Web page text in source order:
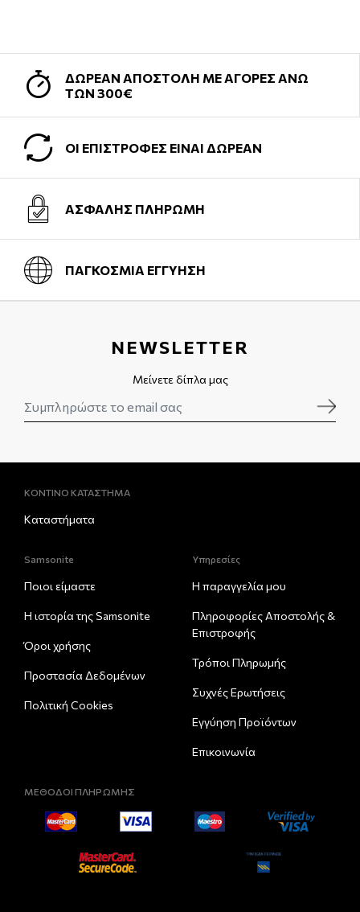
ΔΩΡΕΑΝ ΑΠΟΣΤΟΛΗ ΜΕ ΑΓΟΡΕΣ ΑΝΩ
ΤΩΝ 300€
ΟΙ ΕΠΙΣΤΡΟΦΕΣ ΕΙΝΑΙ ΔΩΡΕΑΝ
ΑΣΦΑΛΗΣ ΠΛΗΡΩΜΗ
ΠΑΓΚΟΣΜΙΑ ΕΓΓΥΗΣΗ
NEWSLETTER
Μείνετε δίπλα μας
ΚΟΝΤΙΝΟ ΚΑΤΑΣΤΗΜΑ
Καταστήματα
Samsonite
Ποιοι είμαστε
Η ιστορία της Samsonite
Όροι χρήσης
Προστασία Δεδομένων
Πολιτική Cookies
Υπηρεσίες
Η παραγγελία μου
Πληροφορίες Αποστολής &
Eπιστροφής
Τρόποι Πληρωμής
Συχνές Ερωτήσεις
Εγγύηση Προϊόντων
Επικοινωνία
ΜΕΘΟΔΟΙ ΠΛΗΡΩΜΗΣ